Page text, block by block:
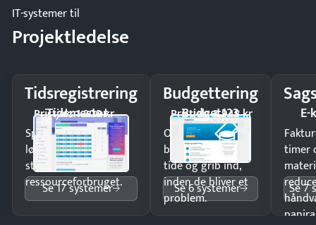
IT-systemer til
Projektledelse
Tidsregistrering
Tidsmester
Pristjek: 1.200 kr
Spar tid på
lønberegning og få
styr på
ressourceforbruget.
Se 17 systemer
Budgettering
Budget123
Pristjek: 3.948 kr
Opdag
budgetafvigelser i
tide og grib ind,
inden de bliver et
problem.
Se 6 systemer
timer
Se 7